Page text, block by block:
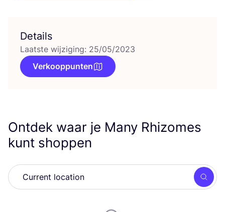
Details
Laatste wijziging: 25/05/2023
Verkooppunten
Ontdek waar je Many Rhizomes
kunt shoppen
Zoek